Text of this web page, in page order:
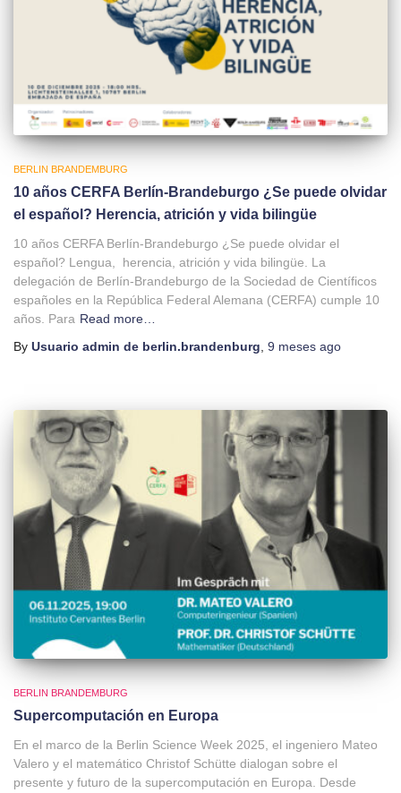
BERLIN BRANDEMBURG
10 años CERFA Berlín-Brandeburgo ¿Se puede olvidar
el español? Herencia, atrición y vida bilingüe
10 años CERFA Berlín-Brandeburgo ¿Se puede olvidar el
español? Lengua, herencia, atrición y vida bilingüe. La
delegación de Berlín-Brandeburgo de la Sociedad de Científicos
españoles en la República Federal Alemana (CERFA) cumple 10
años. Para Read more…
By Usuario admin de berlin.brandenburg 9 meses ago
BERLIN BRANDEMBURG
Supercomputación en Europa
En el marco de la Berlin Science Week 2025, el ingeniero Mateo
Valero y el matemático Christof Schütte dialogan sobre el
presente y futuro de la supercomputación en Europa. Desde